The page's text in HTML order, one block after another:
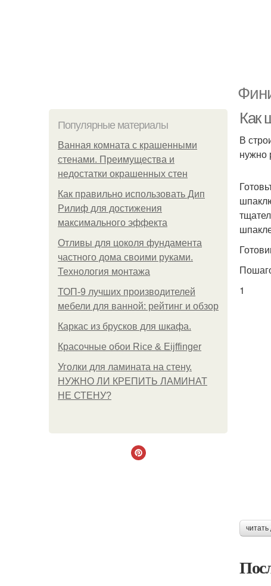
Популярные материалы
Ванная комната с крашенными
стенами. Преимущества и
недостатки окрашенных стен
Как правильно использовать Дип
Рилиф для достижения
максимального эффекта
Отливы для цоколя фундамента
частного дома своими руками.
Технология монтажа
ТОП-9 лучших производителей
мебели для ванной: рейтинг и обзор
Каркас из брусков для шкафа.
Красочные обои Rice & Eijffinger
Уголки для ламината на стену.
НУЖНО ЛИ КРЕПИТЬ ЛАМИНАТ
НЕ СТЕНУ?
Как
В
нужно
1